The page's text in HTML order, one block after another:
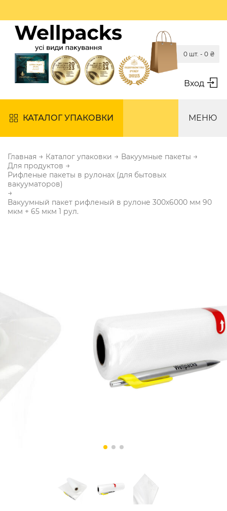
Вход
0 шт. - 0 ₴
КАТАЛОГ УПАКОВКИ МЕНЮ
Главная → Каталог упаковки → Вакуумные пакеты →
Для продуктов →
Рифленые пакеты в рулонах (для бытовых
вакууматоров)
→
Вакуумный пакет рифленый в рулоне 300х6000 мм 90
мкм + 65 мкм 1 рул.